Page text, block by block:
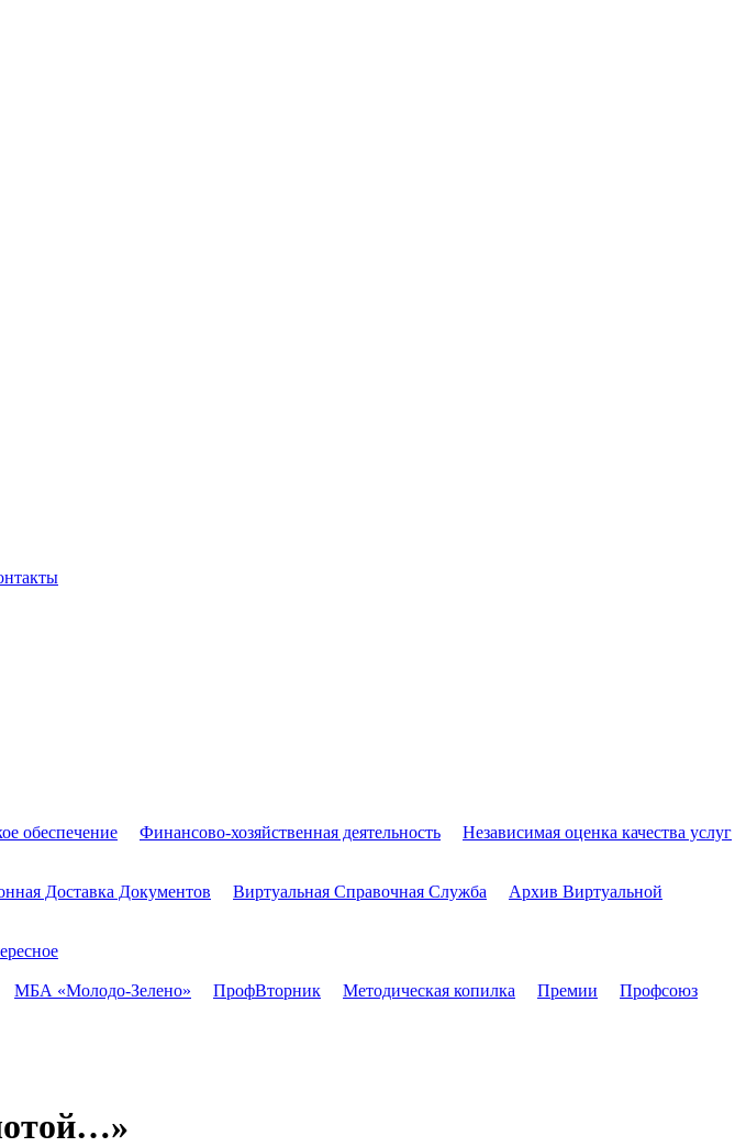
обеспечение Финансово-хозяйственная деятельность
Независимая оценка качества услуг
Доставка Документов Виртуальная Справочная Служба
Архив Виртуальной
МБА «Молодо-Зелено» ПрофВторник Методическая копилка Премии
Профсоюз